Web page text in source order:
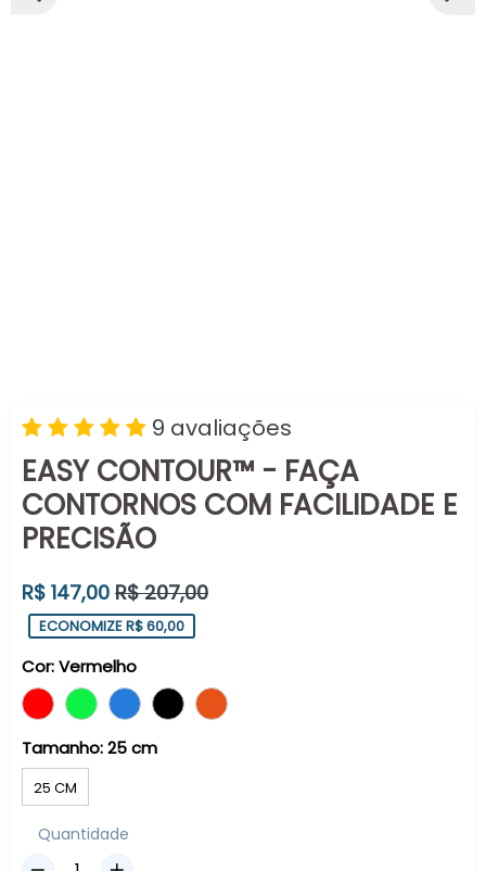
9 avaliações
EASY CONTOUR™ - FAÇA
CONTORNOS COM FACILIDADE E
PRECISÃO
Preço
normal
R$ 147,00 R$ 207,00
ECONOMIZE R$ 60,00
Cor:Vermelho
Tamanho:25 cm
25 CM
Quantidade